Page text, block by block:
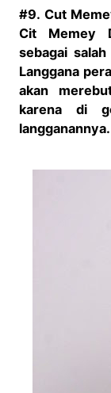
#9. Cut
Cit Memey
sebagai
Langgana
akan
karena di
langganannya.